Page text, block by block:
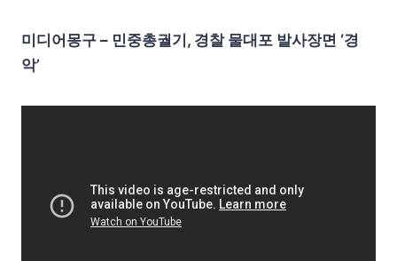
미디어몽구 – 민중총궐기, 경찰 물대포 발사장면 ‘경
악’